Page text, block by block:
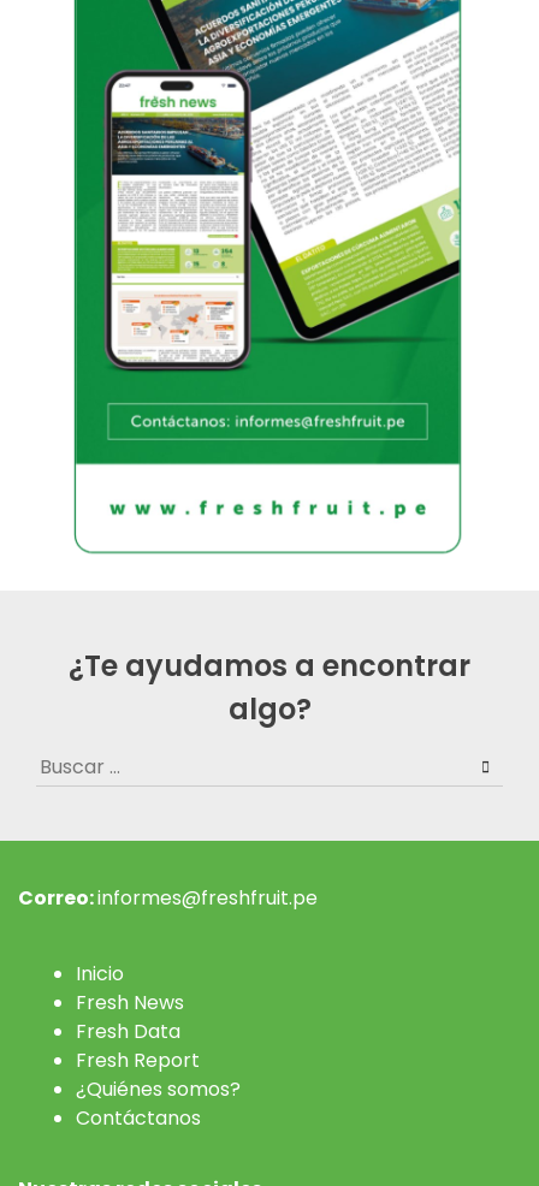
¿Te ayudamos a encontrar
algo?
Buscar:
Correo:informes@freshfruit.pe
Inicio
Fresh News
Fresh Data
Fresh Report
¿Quiénes somos?
Contáctanos